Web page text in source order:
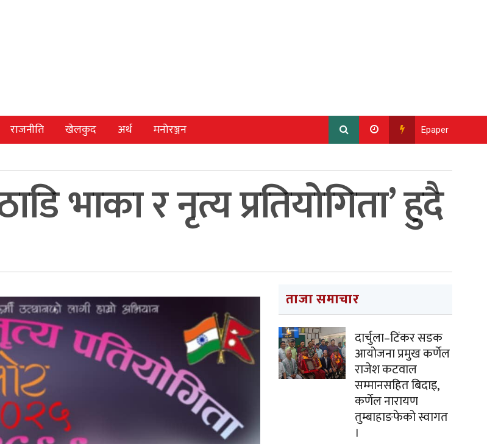
राजनीति खेलकुद अर्थ मनोरञ्जन Epaper
भाका र नृत्य प्रतियोगिता’ हुदै
ताजा समाचार
दार्चुला–टिंकर सडक
आयोजना प्रमुख कर्णेल
राजेश कटवाल
सम्मानसहित बिदाइ,
कर्णेल नारायण
तुम्बाहाङफेको स्वागत
।